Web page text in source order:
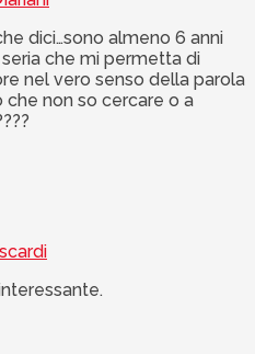
dici…sono almeno 6 anni
che mi permetta di
nel vero senso della parola
che non so cercare o a